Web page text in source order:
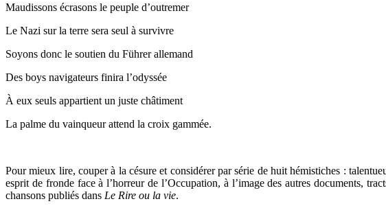
Maudissons écrasons le peuple d’outremer
Le Nazi sur la terre sera seul à survivre
Soyons donc le soutien du Führer allemand
Des boys navigateurs finira l’odyssée
À eux seuls appartient un juste châtiment
La palme du vainqueur attend la croix gammée.
Pour mieux lire, couper à la césure et considérer par série de huit hémistiches :
esprit de fronde face à l’horreur de l’Occupation, à l’image des autres documents,
chansons publiés dans Le Rire ou la vie.